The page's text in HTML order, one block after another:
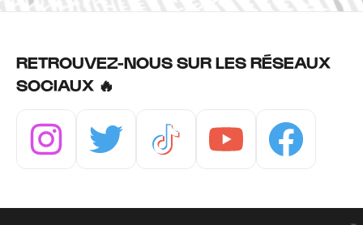
RETROUVEZ-NOUS SUR LES RÉSEAUX
SOCIAUX 🔥